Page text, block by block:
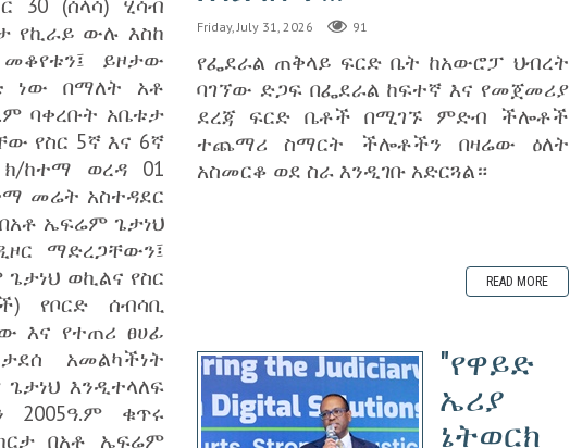
የኪራይ ውሉ እስከ
ይዞታው
ነው በማለት አቶ
ባቀረቡት አቤቱታ
የስር 5ኛ እና 6ኛ
ከተማ ወረዳ 01
መሬት አስተዳደር
ኤፍሬም ጌታነህ
ማድረጋቸውን፤
ወኪልና የስር
የቦርድ ሰብሳቢ
እና የተጠሪ ፀሀፊ
አመልካችነት
እንዲተላለፍ
ቁጥሩ
ካርታ በአቶ ኤፍሬም
Friday, July 31, 2026 91
የፌደራል ጠቅላይ ፍርድ ቤት ከአውሮፓ ህብረት
ባገኘው ድጋፍ በፌደራል ከፍተኛ እና የመጀመሪያ
ደረጃ ፍርድ ቤቶች በሚገኙ ምድብ ችሎቶች
ተጨማሪ ስማርት ችሎቶችን በዛሬው ዕለት
አስመርቆ ወደ ስራ እንዲገቡ አድርጓል።
READ MORE
"የዋይድ
ኤሪያ
ኔትወርክ